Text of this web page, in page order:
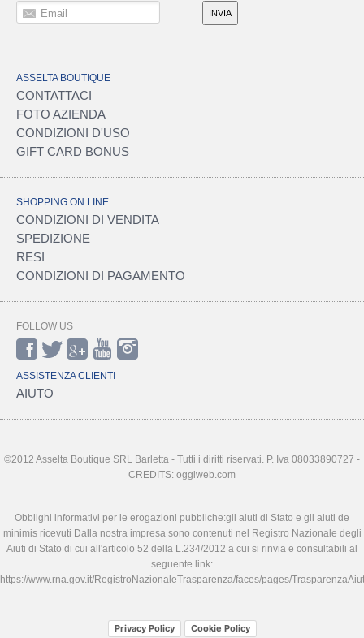
Email INVIA
ASSELTA BOUTIQUE
CONTATTACI
FOTO AZIENDA
CONDIZIONI D'USO
GIFT CARD BONUS
SHOPPING ON LINE
CONDIZIONI DI VENDITA
SPEDIZIONE
RESI
CONDIZIONI DI PAGAMENTO
FOLLOW US
ASSISTENZA CLIENTI
AIUTO
©2012 Asselta Boutique SRL Barletta - Tutti i diritti riservati. P. Iva 08033890727 -
CREDITS: oggiweb.com
Obblighi informativi per le erogazioni pubbliche:gli aiuti di Stato e gli aiuti de
minimis ricevuti Dalla nostra impresa sono contenuti nel Registro Nazionale degli
Aiuti di Stato di cui all'articolo 52 della L.234/2012 a cui si rinvia e consultabili al
seguente link:
https://www.rna.gov.it/RegistroNazionaleTrasparenza/faces/pages/
Privacy Policy Cookie Policy